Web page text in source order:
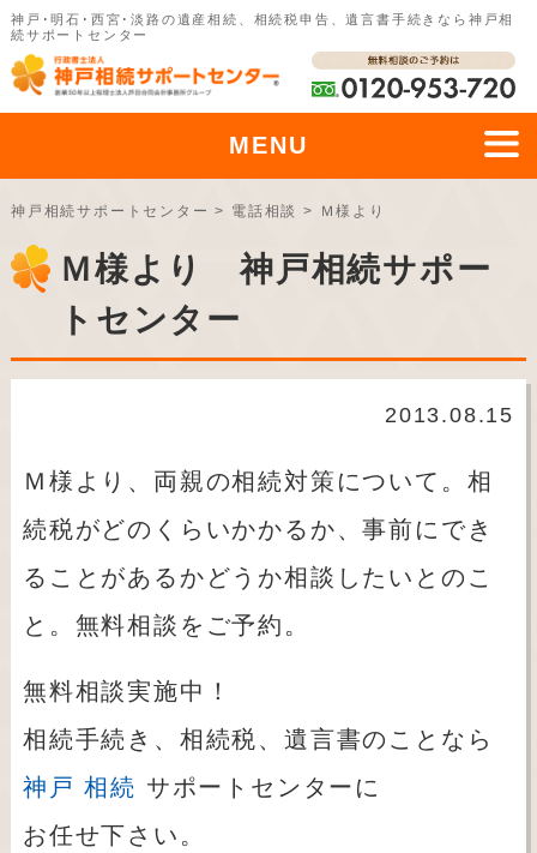
神戸･明石･西宮･淡路の遺産相続、相続税申告、遺言書手続きなら神戸相
続サポートセンター
MENU
神戸相続サポートセンター > 電話相談 > Ｍ様より
Ｍ様より 神戸相続サポー
トセンター
2013.08.15
Ｍ様より、両親の相続対策について。相
続税がどのくらいかかるか、事前にでき
ることがあるかどうか相談したいとのこ
と。無料相談をご予約。
無料相談実施中！
相続手続き、相続税、遺言書のことなら
神戸 相続 サポートセンターに
お任せ下さい。